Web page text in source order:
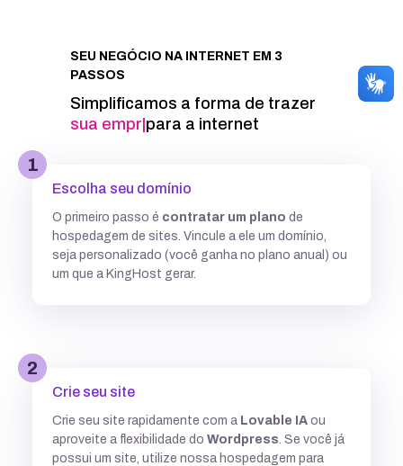
Informações técnicas
Banco de dados MySQL ilimitados
7,7GB 12,5 GB
Múltiplas versões do PHP
Múltiplas versões do ASP
SEU NEGÓCIO NA INTERNET EM 3
PASSOS
Simplificamos a forma de trazer
sua marca|para a internet
1
Escolha seu domínio
O primeiro passo é contratar um plano de
hospedagem de sites. Vincule a ele um domínio,
seja personalizado (você ganha no plano anual) ou
um que a KingHost gerar.
2
Crie seu site
Crie seu site rapidamente com a Lovable IA ou
aproveite a flexibilidade do Wordpress . Se você já
possui um site, utilize nossa hospedagem para